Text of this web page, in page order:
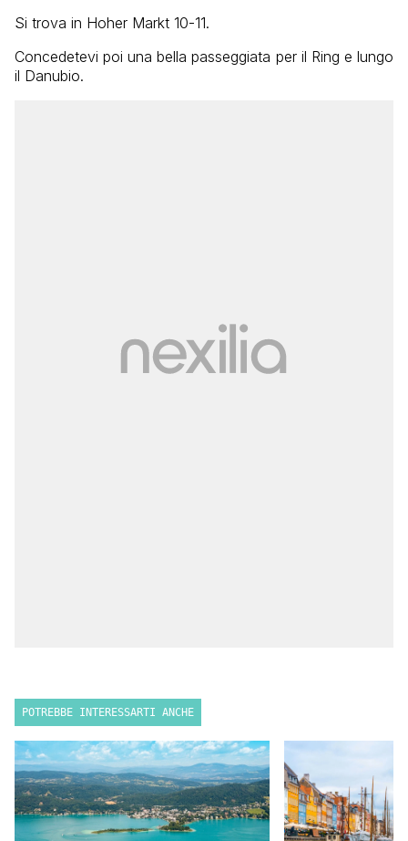
Si trova in Hoher Markt 10-11.
Concedetevi poi una bella passeggiata per il Ring e lungo
il Danubio.
POTREBBE INTERESSARTI ANCHE